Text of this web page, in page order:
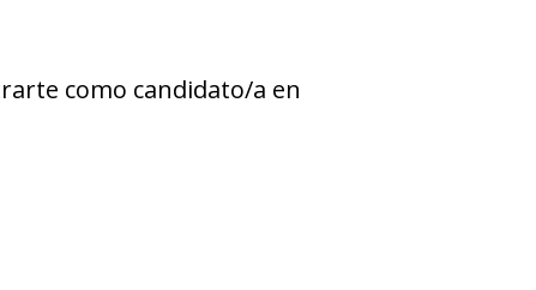
como candidato/a en